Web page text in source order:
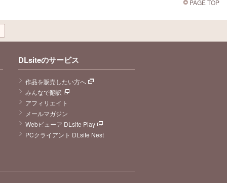
PAGE TOP
DLsiteのサービス
作品を販売したい方へ
みんなで翻訳
アフィリエイト
メールマガジン
Webビューア DLsite Play
PCクライアント DLsite Nest